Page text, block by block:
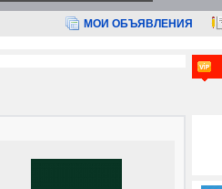
МОИ ОБЪЯВЛЕНИЯ